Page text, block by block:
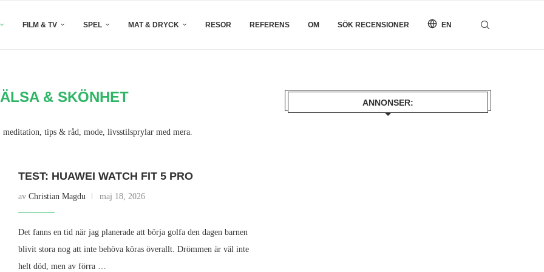
FILM & TV SPEL MAT & DRYCK RESOR REFERENS OM SÖK RECENSIONER EN
& SKÖNHET
tips & råd, mode, livsstilsprylar med mera.
TEST: HUAWEI WATCH FIT 5 PRO
av Christian Magdu maj 18, 2026
Det fanns en tid när jag planerade att börja golfa den dagen barnen
blivit stora nog att inte behöva köras överallt. Drömmen är väl inte
helt död, men av förra …
ANNONSER: